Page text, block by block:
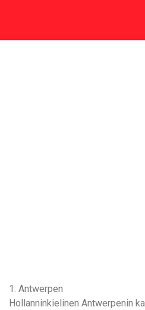
1. Antwerpen
Hollanninkielinen Antwerpenin